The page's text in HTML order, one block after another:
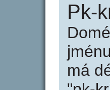
Pk-
má